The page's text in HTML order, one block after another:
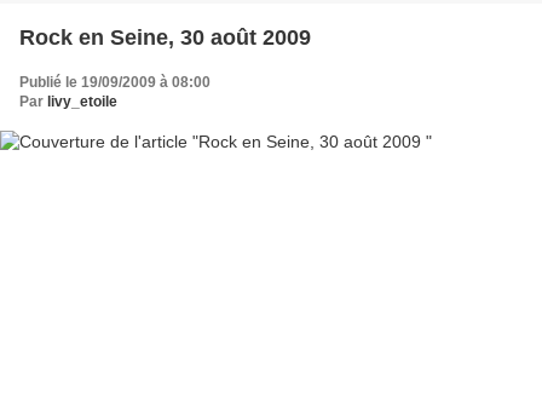
Rock en Seine, 30 août 2009
Publié le 19/09/2009 à 08:00
Par livy_etoile